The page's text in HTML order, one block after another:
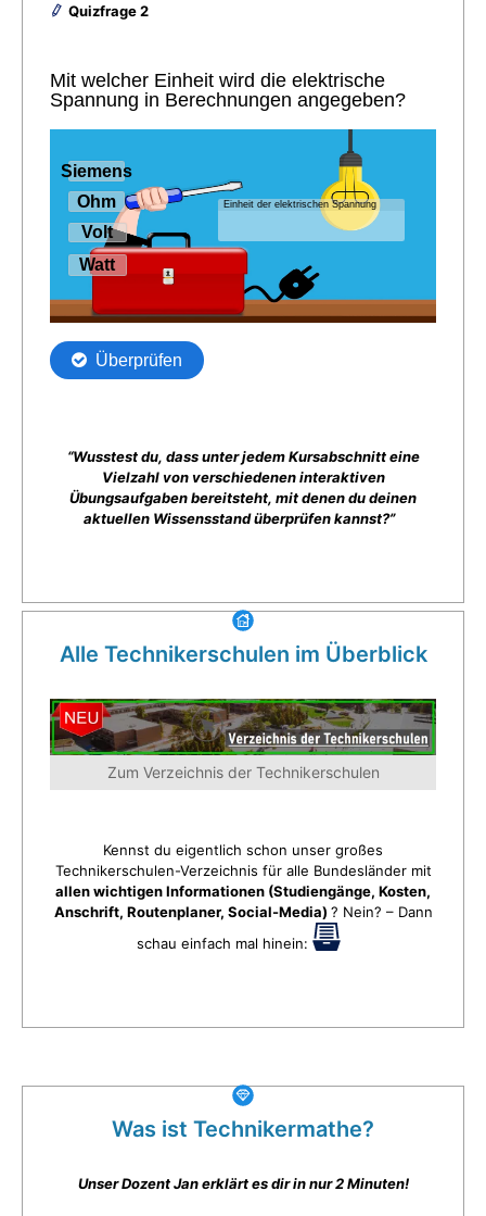
Quizfrage 2
“Wusstest du, dass unter jedem Kursabschnitt eine
Vielzahl von verschiedenen interaktiven
Übungsaufgaben bereitsteht, mit denen du deinen
aktuellen Wissensstand überprüfen kannst?”
Alle Technikerschulen im Überblick
Zum Verzeichnis der Technikerschulen
Kennst du eigentlich schon unser großes
Technikerschulen-Verzeichnis für alle Bundesländer mit
allen wichtigen Informationen (Studiengänge, Kosten,
Anschrift, Routenplaner, Social-Media) ? Nein? – Dann
schau einfach mal hinein:
Was ist Technikermathe?
Unser Dozent Jan erklärt es dir in nur 2 Minuten!